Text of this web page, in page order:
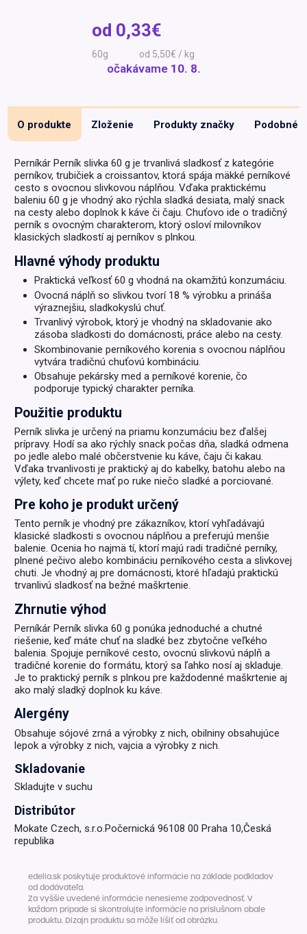
Darčekové
Recepty
Domácnosť a kancelária
Lekáreň
od 0,33€
60g od 5,50€ / kg
očakávame 10. 8.
O produkte Zloženie Produkty značky Podobné
Perníkár Perník slivka 60 g je trvanlivá sladkosť z kategórie
perníkov, trubičiek a croissantov, ktorá spája mäkké perníkové
cesto s ovocnou slivkovou náplňou. Vďaka praktickému
baleniu 60 g je vhodný ako rýchla sladká desiata, malý snack
na cesty alebo doplnok k káve či čaju. Chuťovo ide o tradičný
perník s ovocným charakterom, ktorý osloví milovníkov
klasických sladkostí aj perníkov s plnkou.
Hlavné výhody produktu
Praktická veľkosť 60 g vhodná na okamžitú konzumáciu.
Ovocná náplň so slivkou tvorí 18 % výrobku a prináša
výraznejšiu, sladkokyslú chuť.
Trvanlivý výrobok, ktorý je vhodný na skladovanie ako
zásoba sladkosti do domácnosti, práce alebo na cesty.
Skombinovanie perníkového korenia s ovocnou náplňou
vytvára tradičnú chuťovú kombináciu.
Obsahuje pekársky med a perníkové korenie, čo
podporuje typický charakter perníka.
Použitie produktu
Perník slivka je určený na priamu konzumáciu bez ďalšej
prípravy. Hodí sa ako rýchly snack počas dňa, sladká odmena
po jedle alebo malé občerstvenie ku káve, čaju či kakau.
Vďaka trvanlivosti je praktický aj do kabelky, batohu alebo na
výlety, keď chcete mať po ruke niečo sladké a porciované.
Pre koho je produkt určený
Tento perník je vhodný pre zákazníkov, ktorí vyhľadávajú
klasické sladkosti s ovocnou náplňou a preferujú menšie
balenie. Ocenia ho najmä tí, ktorí majú radi tradičné perníky,
plnené pečivo alebo kombináciu perníkového cesta a slivkovej
chuti. Je vhodný aj pre domácnosti, ktoré hľadajú praktickú
trvanlivú sladkosť na bežné maškrtenie.
Zhrnutie výhod
Perníkár Perník slivka 60 g ponúka jednoduché a chutné
riešenie, keď máte chuť na sladké bez zbytočne veľkého
balenia. Spojuje perníkové cesto, ovocnú slivkovú náplň a
tradičné korenie do formátu, ktorý sa ľahko nosí aj skladuje.
Je to praktický perník s plnkou pre každodenné maškrtenie aj
ako malý sladký doplnok ku káve.
Alergény
Obsahuje sójové zrná a výrobky z nich, obilniny obsahujúce
lepok a výrobky z nich, vajcia a výrobky z nich.
Skladovanie
Skladujte v suchu
Distribútor
Mokate Czech, s.r.o.Počernická 96108 00 Praha 10,Česká
republika
edelia.sk poskytuje produktové informácie na základe podkladov
od dodávateľa.
Za vyššie uvedené informácie nenesieme zodpovednosť. V
každom prípade si skontrolujte informácie na príslušnom obale
produktu. Dizajn produktu sa môže líšiť od obrázku.